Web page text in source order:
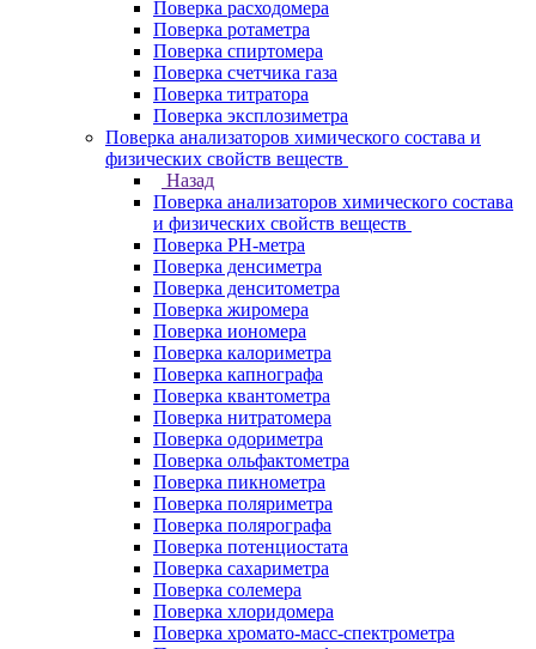
Поверка расходомера
Поверка ротаметра
Поверка спиртомера
Поверка счетчика газа
Поверка титратора
Поверка эксплозиметра
Поверка анализаторов химического состава и
физических свойств веществ
Назад
Поверка анализаторов химического состава
и физических свойств веществ
Поверка PH-метра
Поверка денсиметра
Поверка денситометра
Поверка жиромера
Поверка иономера
Поверка калориметра
Поверка капнографа
Поверка квантометра
Поверка нитратомера
Поверка одориметра
Поверка ольфактометра
Поверка пикнометра
Поверка поляриметра
Поверка полярографа
Поверка потенциостата
Поверка сахариметра
Поверка солемера
Поверка хлоридомера
Поверка хромато-масс-спектрометра